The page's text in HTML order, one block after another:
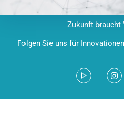
Zukunft braucht
Folgen Sie uns für